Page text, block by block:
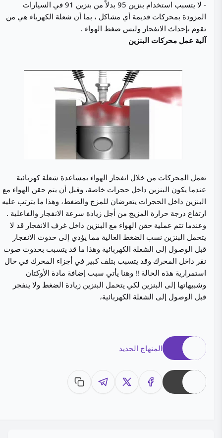
- لا يتسبب استخدام بنزين 95 بدلاً من بنزين 91 في السيارات
المزودة بمحركات قديمة أي مشاكل ، بما أن شعلة الكهرباء هي من
تقوم بإحداث الانفجار وليس ضغط الهواء .
آلية عمل محركات البنزين
تعمل المحركات من خلال انفجار الهواء بمساعدة شعلة كهربائية
عندما يكون البنزين داخل حجرات خاصة، وقبل أن يتم حقن الهواء مع
البنزين داخل الحجرات يتعرضان للمزج والضغط، وهذا ما يترتب عليه
ارتفاع درجة حرارة المزيج من أجل زيادة سرعة الانفجار والفاعلية .
وعندما تتم عملية حقن الهواء مع البنزين داخل غرف الانفجار قد لا
يتحمل البنزين نسب الضغط العالية مما يؤدي إلى حدوث الانفجار
قبل الوصول إلى الشعلة الكهربائية وهذا ما قد يتسبب بحدوث صوت
نقر داخل المحرك وقد يتسبب بتلف كبير في أجزاء المحرك في حال
استمرارية هذه الحالة !! وهنا يأتي سبب إضافة مادة الأوكتان
وشبيهاتها إلى البنزين لكي يتحمل البنزين زيادة الضغط ولا ينفجر
قبل الوصول إلى الشعلة الكهربائية،
المنهاج الجديد